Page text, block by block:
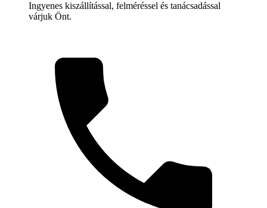
Ingyenes kiszállítással, felméréssel és tanácsadással
várjuk Önt.